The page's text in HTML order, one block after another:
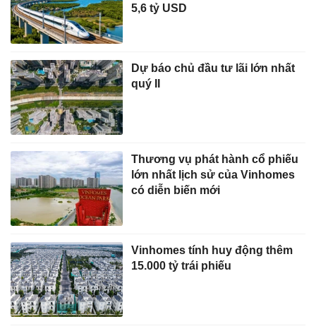
5,6 tỷ USD
Dự báo chủ đầu tư lãi lớn nhất
quý II
Thương vụ phát hành cổ phiếu
lớn nhất lịch sử của Vinhomes
có diễn biến mới
Vinhomes tính huy động thêm
15.000 tỷ trái phiếu